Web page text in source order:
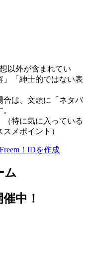
以外が含まれてい
」「紳士的ではない表
合は、文頭に「ネタバ
特に気に入っている
メポイント）
Freem！IDを作成
ム
中！